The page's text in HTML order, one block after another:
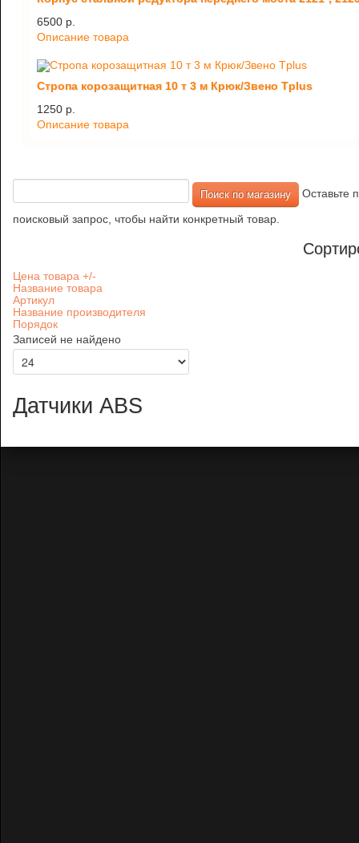
6500 p.
Описание товара
Стропа корозащитная 10 т 3 м Крюк/Звено Tplus
1250 p.
Описание товара
Оставьте
поисковый запрос, чтобы найти конкретный товар.
Цена товара +/-
Название товара
Артикул
Название производителя
Порядок
Записей не найдено
Датчики ABS